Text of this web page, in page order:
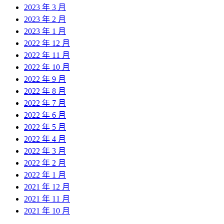
2023 年 3 月
2023 年 2 月
2023 年 1 月
2022 年 12 月
2022 年 11 月
2022 年 10 月
2022 年 9 月
2022 年 8 月
2022 年 7 月
2022 年 6 月
2022 年 5 月
2022 年 4 月
2022 年 3 月
2022 年 2 月
2022 年 1 月
2021 年 12 月
2021 年 11 月
2021 年 10 月